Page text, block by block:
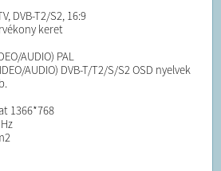
DVB-T2/S2, 16:9
keret
AUDIO) PAL
AUDIO) DVB-T/T2/S/S2 OSD nyelvek
1366*768